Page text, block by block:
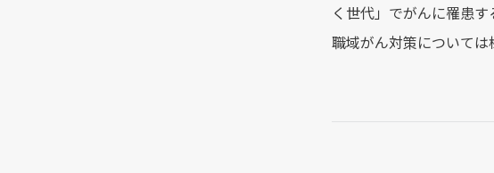
く世代」でがんに罹患
職域がん対策については